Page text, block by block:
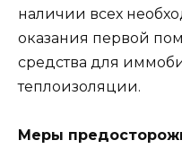
наличии всех
оказания первой
средства для
теплоизоляции.
Меры